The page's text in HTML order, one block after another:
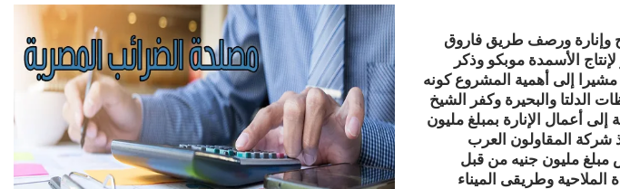
وإنارة ورصف طريق فاروق
من شركة مصر لإنتاج الأسمدة موبكو وذكر
إلى أهمية المشروع كونه
الدلتا والبحيرة وكفر الشيخ
٧.٥ كم بتكلفة ٢١ مليون جنيه بالإضافة إلى أعمال الإنارة بمبلغ مليون
تنفيذ شركة المقاولون العرب
مبلغ مليون جنيه من قبل
وطريقى الميناء